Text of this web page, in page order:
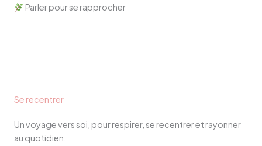
Parler pour se rapprocher
Se recentrer
Un voyage vers soi, pour respirer, se recentrer et rayonner
au quotidien.